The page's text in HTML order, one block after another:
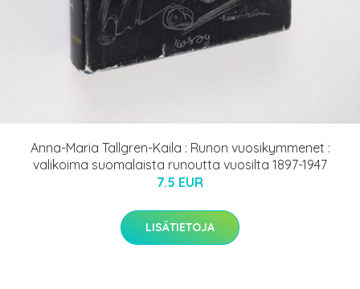
Anna-Maria Tallgren-Kaila : Runon vuosikymmenet :
valikoima suomalaista runoutta vuosilta 1897-1947
7.5 EUR
LISÄTIETOJA